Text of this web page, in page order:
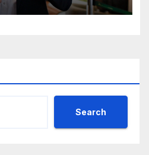
Бразилия
Search